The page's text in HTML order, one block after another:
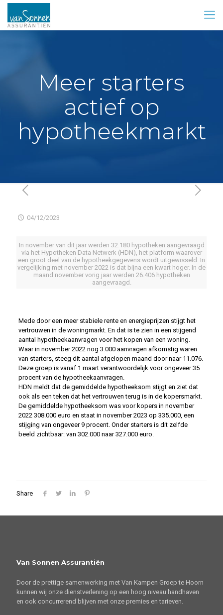
Meer starters
actief op
hypotheekmarkt
04/12/2023
In november van dit jaar werden 32.180 hypotheken aangevraagd
via het Hypotheken Data Netwerk (HDN), het platform waarover
een groot deel van de hypotheekgegevens wordt uitgewisseld. In
vergelijking met november 2022 is dat bijna een kwart hoger. In de
maand november vorig jaar werden 26.406 hypotheken
aangevraagd.
Mede door een meer stabiele rente en energieprijzen stijgt het
vertrouwen in de woningmarkt. En dat is te zien in een stijgend
aantal hypotheekaanvragen voor het kopen van een woning.
Waar in november 2022 nog 3.000 aanvragen afkomstig waren
van starters, steeg dit aantal afgelopen maand door naar 11.076.
Deze groep is vanaf 1 maart verantwoordelijk voor ongeveer 35
procent van de hypotheekaanvragen.
HDN meldt dat de gemiddelde hypotheeksom stijgt en ziet dat
ook als een teken dat het vertrouwen terug is in de kopersmarkt.
De gemiddelde hypotheeksom was voor kopers in november
2022 308.000 euro en staat in november 2023 op 335.000, een
stijging van ongeveer 9 procent. Onder starters is dit zelfde
beeld zichtbaar: van 302.000 naar 327.000 euro.
Share
Van Sonnen Assurantiën
Door de prettige samenwerking met Van Kampen Groep te Hoorn
kunnen wij onze dienstverlening op een hoog niveau handhaven
en ook concurrerend blijven met onze premies en tarieven.